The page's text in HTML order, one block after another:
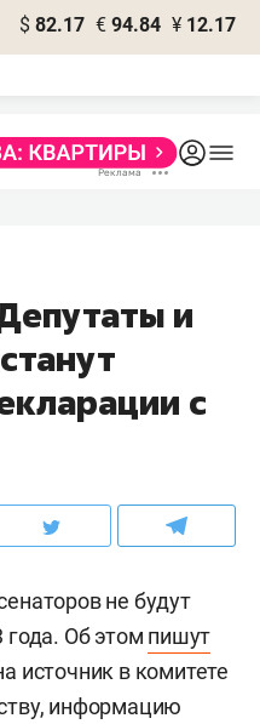
$ 82.17 € 94.84 ¥ 12.17
и
с
не будут
года. Об этом пишут
источник в комитете
информацию